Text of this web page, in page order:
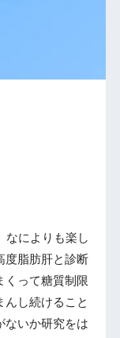
なによりも楽し
度脂肪肝と診断
くって糖質制限
んし続けること
ないか研究をは